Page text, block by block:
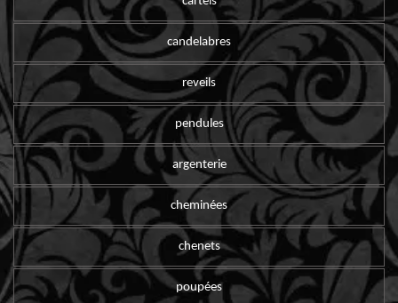
candelabres
reveils
pendules
argenterie
cheminées
chenets
poupées